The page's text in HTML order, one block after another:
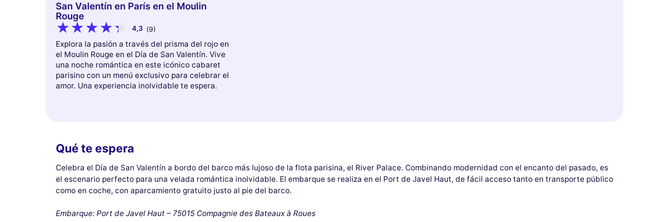
San Valentín en París en el Moulin
Rouge
4,3 (9)
Explora la pasión a través del prisma del rojo en
el Moulin Rouge en el Día de San Valentín. Vive
una noche romántica en este icónico cabaret
parisino con un menú exclusivo para celebrar el
amor. Una experiencia inolvidable te espera.
Qué te espera
Celebra el Día de San Valentín a bordo del barco más lujoso de la flota parisina, el River Palace. Combinando modernidad con el encanto del pasado, es
el escenario perfecto para una velada romántica inolvidable. El embarque se realiza en el Port de Javel Haut, de fácil acceso tanto en transporte público
como en coche, con aparcamiento gratuito justo al pie del barco.
Embarque: Port de Javel Haut – 75015 Compagnie des Bateaux à Roues